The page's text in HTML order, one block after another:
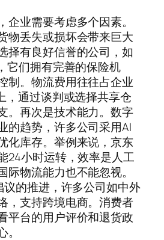
企业需要考虑多个因素。
物丢失或损坏会带来巨大
择有良好信誉的公司，如
它们拥有完善的保险机
制。物流费用往往占企业
，通过谈判或选择共享仓
。再次是技术能力。数字
的趋势，许多公司采用AI
化库存。举例来说，京东
24小时运转，效率是人工
际物流能力也不能忽视。
议的推进，许多公司如中外
，支持跨境电商。消费者
平台的用户评价和退货政